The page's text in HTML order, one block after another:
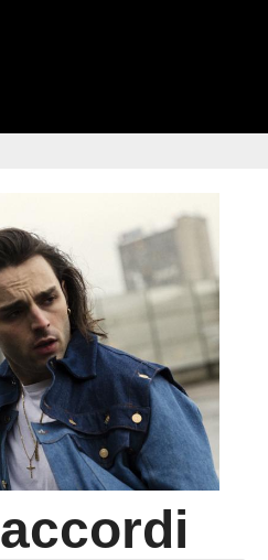
accordi